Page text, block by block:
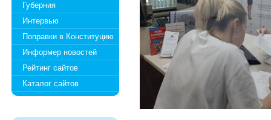
Губерния
Интервью
Поправки в Конституцию
Информер новостей
Рейтинг сайтов
Каталог сайтов